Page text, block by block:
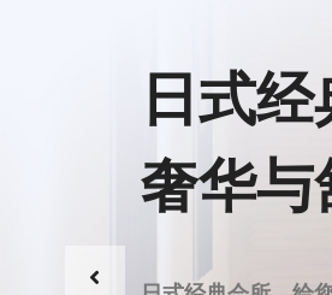
满意没
长沙雨花区SPA不